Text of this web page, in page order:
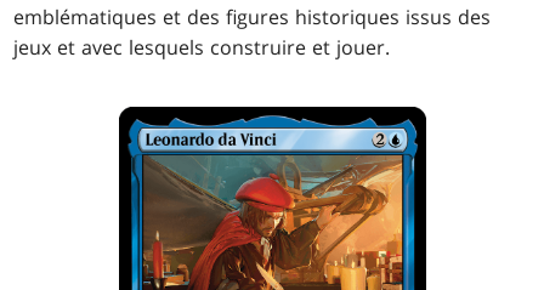
emblématiques et des figures historiques issus des
jeux et avec lesquels construire et jouer.